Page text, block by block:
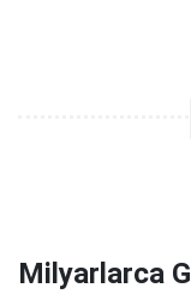
Milyarlarca